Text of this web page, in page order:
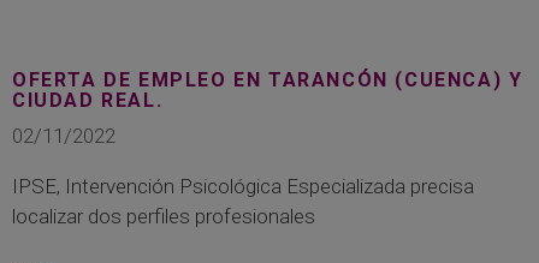
OFERTA DE EMPLEO EN TARANCÓN (CUENCA) Y
CIUDAD REAL.
02/11/2022
IPSE, Intervención Psicológica Especializada precisa
localizar dos perfiles profesionales